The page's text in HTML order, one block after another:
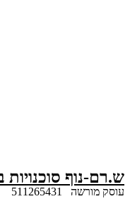
סוכנויות בע"מ